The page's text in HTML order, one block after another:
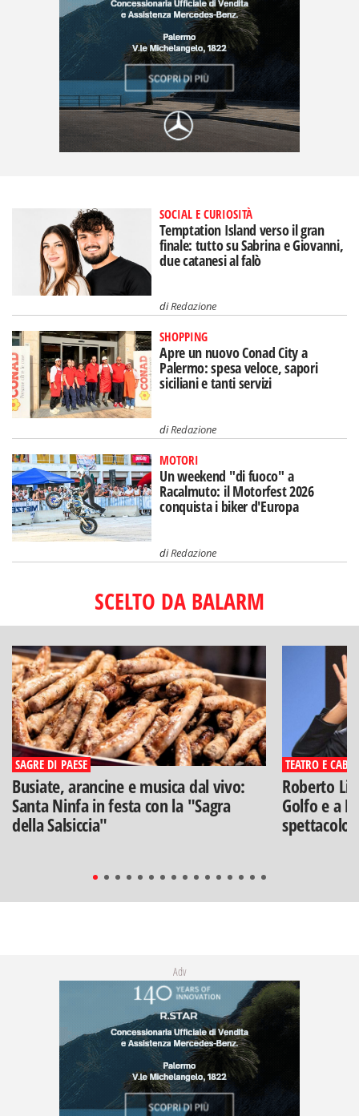
SOCIAL E CURIOSITÀ
Temptation Island verso il gran
finale: tutto su Sabrina e Giovanni,
due catanesi al falò
diRedazione
SHOPPING
Apre un nuovo Conad City a
Palermo: spesa veloce, sapori
siciliani e tanti servizi
diRedazione
MOTORI
Un weekend "di fuoco" a
Racalmuto: il Motorfest 2026
conquista i biker d'Europa
diRedazione
SCELTO DA BALARM
SAGRE DI PAESE
Busiate, arancine e musica dal vivo:
Santa Ninfa in festa con la "Sagra
della Salsiccia"
TEATRO E
Roberto
Golfo e a
spettacolo"
Adv